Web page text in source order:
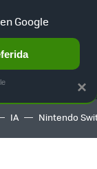
TERRITORIO
IA Nintendo
×
Google